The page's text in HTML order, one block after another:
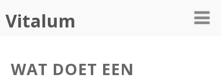
Vitalum
WAT DOET EEN